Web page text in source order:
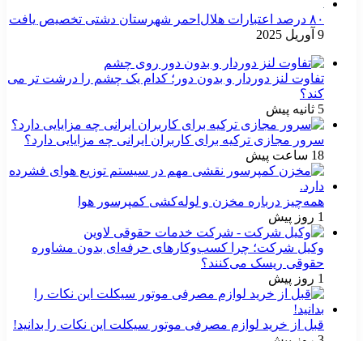
۸۰ درصد اعتبارات هلال‌احمر شهرستان دشتی تخصیص یافت
9 آوریل 2025
تفاوت لنز دوردار و بدون دور؛ کدام یک چشم را درشت تر می
کند؟
5 ثانیه پیش
سرور مجازی ترکیه برای کاربران ایرانی چه مزایایی دارد؟
18 ساعت پیش
همه‌چیز درباره مخزن و لوله‌کشی کمپرسور هوا
1 روز پیش
وکیل شرکت؛ چرا کسب‌وکارهای حرفه‌ای بدون مشاوره
حقوقی ریسک می‌کنند؟
1 روز پیش
قبل از خرید لوازم مصرفی موتور سیکلت این نکات را بدانید!